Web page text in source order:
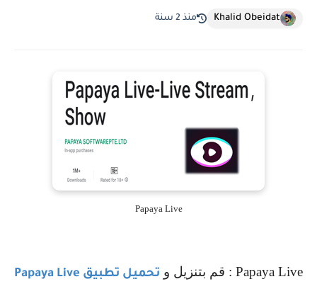
Khalid Obeidat منذ 2 سنة
Papaya Live
Papaya Live : قم بتنزيل و تحميل تطبيق Papaya Live